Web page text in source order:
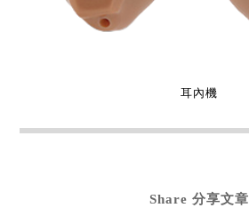
耳內機
Share 分享文章